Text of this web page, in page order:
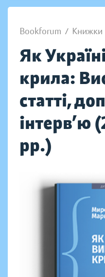
Bookforum / Книжки
Як
крила:
статті,
інтерв’ю
рр.)